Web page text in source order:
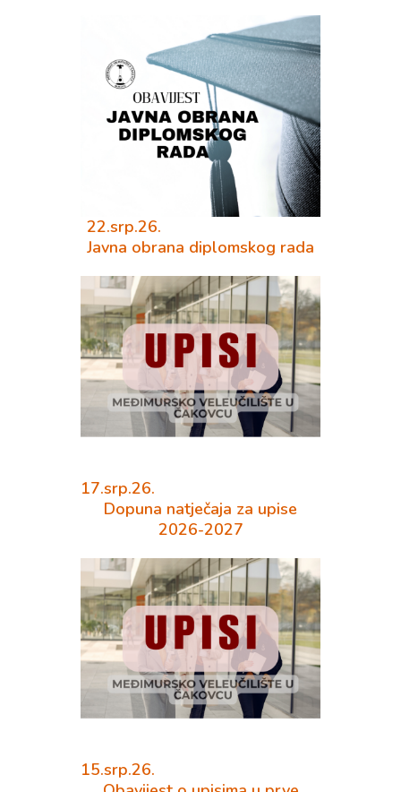
22.srp.26.
Javna obrana diplomskog rada
17.srp.26.
Dopuna natječaja za upise
2026-2027
15.srp.26.